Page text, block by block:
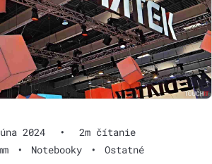
2024 •
2m čítanie
• Notebooky • Ostatné